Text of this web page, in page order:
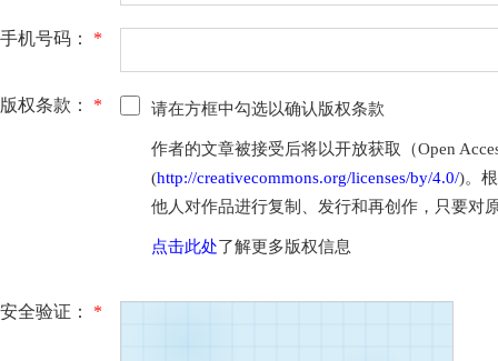
手机号码： *
版权条款： * 请在方框中勾选以确认版权条款
作者的文章被接受后将以开放获取（Open
(http://creativecommons.org/licenses/by/4.0/)。
他人对作品进行复制、发行和再创作，只要对
点击此处了解更多版权信息
安全验证： *